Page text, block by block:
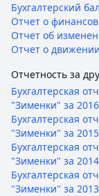
Бухгалтерский
Отчет о
Отчет об
Отчет о
Отчетность за
Бухгалтерская
"Зименки" за
Бухгалтерская
"Зименки" за
Бухгалтерская
"Зименки" за
Бухгалтерская
"Зименки" за